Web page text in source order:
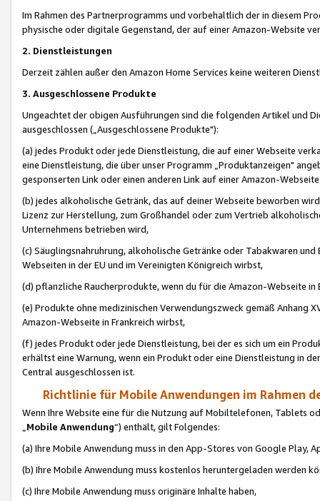
Im Rahmen des Partnerprogramms und vorbehaltlich der in diesem
physische oder digitale Gegenstand, der auf einer Amazon-Website
2. Dienstleistungen
Derzeit zählen außer den Amazon Home Services keine weiteren
3. Ausgeschlossene Produkte
Ungeachtet der obigen Ausführungen sind die folgenden Artikel und
ausgeschlossen („Ausgeschlossene Produkte"):
(a) jedes Produkt oder jede Dienstleistung, die auf einer Webseite
eine Dienstleistung, die über unser Programm „Produktanzeigen"
gesponserten Link oder einen anderen Link auf einer Amazon-
(b) jedes alkoholische Getränk, das auf deiner Webseite beworben
Lizenz zur Herstellung, zum Großhandel oder zum Vertrieb
Unternehmens betrieben wird,
(c) Säuglingsnahruhrung, alkoholische Getränke oder Tabakwaren
Webseiten in der EU und im Vereinigten Königreich wirbst,
(d) pflanzliche Raucherprodukte, wenn du für die Amazon-Webseite in
(e) Produkte ohne medizinischen Verwendungszweck gemäß Anhang
Amazon-Webseite in Frankreich wirbst,
(f) jedes Produkt oder jede Dienstleistung, bei der es sich um ein
erhältst eine Warnung, wenn ein Produkt oder eine Dienstleistung in
Central ausgeschlossen ist.
Richtlinie für Mobile Anwendungen im Rahmen
Wenn Ihre Website eine für die Nutzung auf Mobiltelefonen, Tablets
„Mobile Anwendung“) enthält, gilt Folgendes:
(a) Ihre Mobile Anwendung muss in den App-Stores von Google Play,
(b) Ihre Mobile Anwendung muss kostenlos heruntergeladen werden
(c) Ihre Mobile Anwendung muss originäre Inhalte haben,